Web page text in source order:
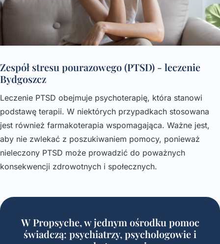
Zespół stresu pourazowego (PTSD) - leczenie
Bydgoszcz
Leczenie PTSD obejmuje psychoterapię, która stanowi
podstawę terapii. W niektórych przypadkach stosowana
jest również farmakoterapia wspomagająca. Ważne jest,
aby nie zwlekać z poszukiwaniem pomocy, ponieważ
nieleczony PTSD może prowadzić do poważnych
konsekwencji zdrowotnych i społecznych.
W Propsyche, w jednym ośrodku pomoc
świadczą: psychiatrzy, psychologowie i